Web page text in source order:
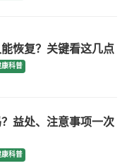
恢复？关键看这几点
康科普
益处、注意事项一次
康科普